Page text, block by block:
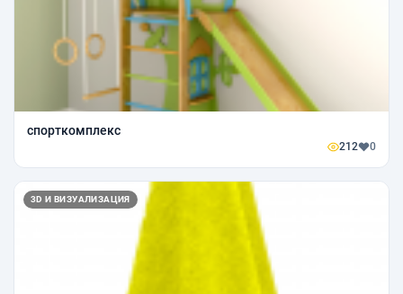
спорткомплекс
212 0
3D И ВИЗУАЛИЗАЦИЯ